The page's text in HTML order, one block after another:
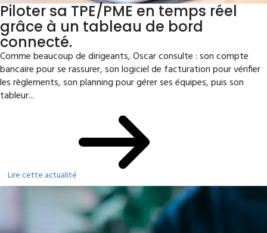
Piloter sa TPE/PME en temps réel
grâce à un tableau de bord
connecté.
Comme beaucoup de dirigeants, Oscar consulte : son compte
bancaire pour se rassurer, son logiciel de facturation pour vérifier
les règlements, son planning pour gérer ses équipes, puis son
tableur...
Lire cette actualité